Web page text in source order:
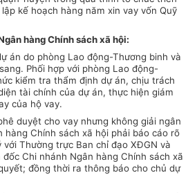
kế hoạch hàng năm xin vay vốn Quỹ
hàng Chính sách xã hội:
án do phòng Lao động-Thương binh và
Phối hợp với phòng Lao động-
kiểm tra thẩm định dự án, chịu trách
tài chính của dự án, thực hiện giám
của hộ vay.
duyệt cho vay nhưng không giải ngân
hàng Chính sách xã hội phải báo cáo rõ
Thường trực Ban chỉ đạo XĐGN và
Chi nhánh Ngân hàng Chính sách xã
đồng thời ra thông báo cho chủ dự